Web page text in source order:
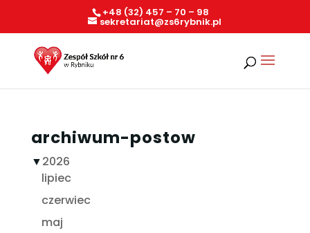
+48 (32) 457 – 70 – 98
sekretariat@zs6rybnik.pl
archiwum-postow
▼2026
lipiec
czerwiec
maj